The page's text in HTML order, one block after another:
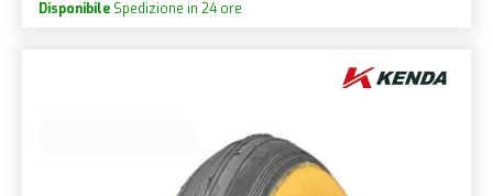
Disponibile Spedizione in 24 ore